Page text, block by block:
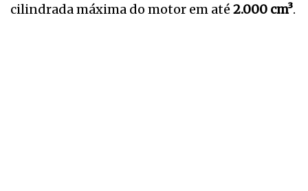
cilindrada máxima do motor em até 2.000 cm³.